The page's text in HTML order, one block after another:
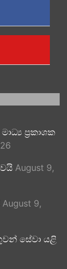
ප්‍රකාශක
August 9,
August 9,
සේවා යළි